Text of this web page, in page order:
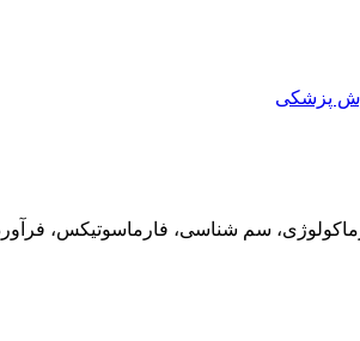
پزشکی
سم شناسی، فارماسوتیکس،